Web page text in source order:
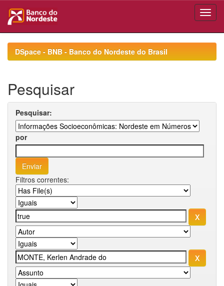
navigationDSpace - BNB - Banco do Nordeste do Brasil
Pesquisar
Pesquisar:
por
Filtros correntes: